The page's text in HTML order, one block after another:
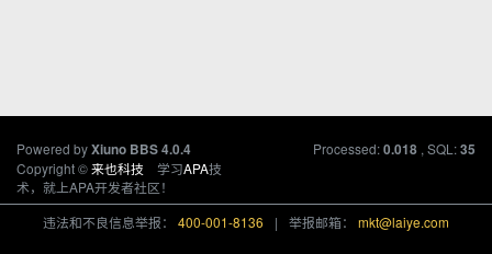
Powered byXiuno BBS4.0.4
Copyright ©来也科技 学习APA技
术，就上APA开发者社区！
Processed:0.018 , SQL:35
违法和不良信息举报： 400-001-8136 | 举报邮箱： mkt@laiye.com